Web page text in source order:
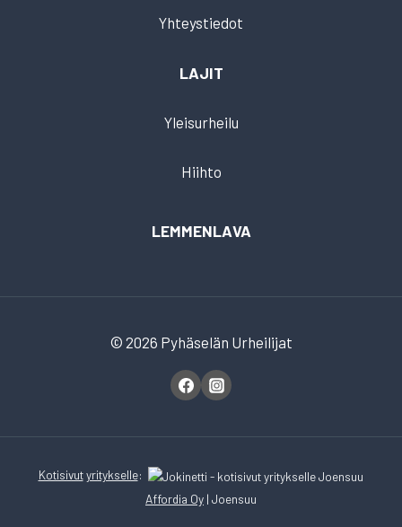
Yhteystiedot
LAJIT
Yleisurheilu
Hiihto
LEMMENLAVA
© 2026 Pyhäselän Urheilijat
Kotisivut yritykselle:
Affordia Oy | Joensuu